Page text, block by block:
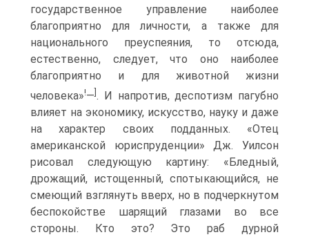
государственное управление наиболее
благоприятно для личности, а также для
национального преуспеяния, то отсюда,
естественно, следует, что оно наиболее
благоприятно и для животной жизни
человека»!—]. И напротив, деспотизм пагубно
влияет на экономику, искусство, науку и даже
на характер своих подданных. «Отец
американской юриспруденции» Дж. Уилсон
рисовал следующую картину: «Бледный,
дрожащий, истощенный, спотыкающийся, не
смеющий взглянуть вверх, но в подчеркнутом
беспокойстве шарящий глазами во все
стороны. Кто это? Это раб дурной